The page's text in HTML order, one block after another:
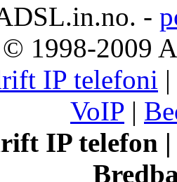
-
1998-2009
IP telefoni |
VoIP |
IP telefon